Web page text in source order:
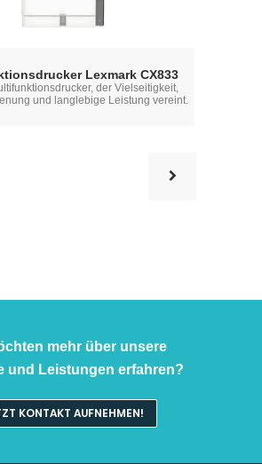
Lexmark CX833
der Vielseitigkeit,
und langlebige Leistung vereint.
mehr über unsere
und Leistungen erfahren?
KONTAKT AUFNEHMEN!